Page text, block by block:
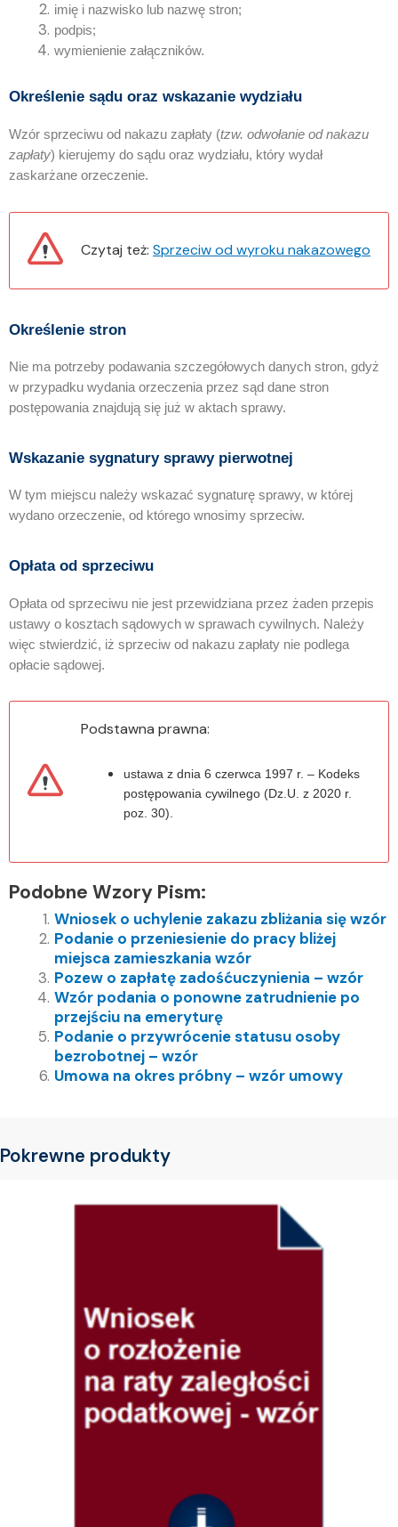
imię i nazwisko lub nazwę stron;
podpis;
wymienienie załączników.
Określenie sądu oraz wskazanie wydziału
Wzór sprzeciwu od nakazu zapłaty (tzw. odwołanie od nakazu
zapłaty) kierujemy do sądu oraz wydziału, który wydał
zaskarżane orzeczenie.
Czytaj też: Sprzeciw od wyroku nakazowego
Określenie stron
Nie ma potrzeby podawania szczegółowych danych stron, gdyż
w przypadku wydania orzeczenia przez sąd dane stron
postępowania znajdują się już w aktach sprawy.
Wskazanie sygnatury sprawy pierwotnej
W tym miejscu należy wskazać sygnaturę sprawy, w której
wydano orzeczenie, od którego wnosimy sprzeciw.
Opłata od sprzeciwu
Opłata od sprzeciwu nie jest przewidziana przez żaden przepis
ustawy o kosztach sądowych w sprawach cywilnych. Należy
więc stwierdzić, iż sprzeciw od nakazu zapłaty nie podlega
opłacie sądowej.
Podstawna prawna:
ustawa z dnia 6 czerwca 1997 r. – Kodeks
postępowania cywilnego (Dz.U. z 2020 r.
poz. 30).
Podobne Wzory Pism:
Wniosek o uchylenie zakazu zbliżania się wzór
Podanie o przeniesienie do pracy bliżej
miejsca zamieszkania wzór
Pozew o zapłatę zadośćuczynienia – wzór
Wzór podania o ponowne zatrudnienie po
przejściu na emeryturę
Podanie o przywrócenie statusu osoby
bezrobotnej – wzór
Umowa na okres próbny – wzór umowy
Pokrewne produkty